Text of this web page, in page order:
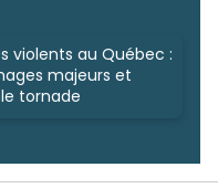
violents au Québec :
majeurs et
tornade